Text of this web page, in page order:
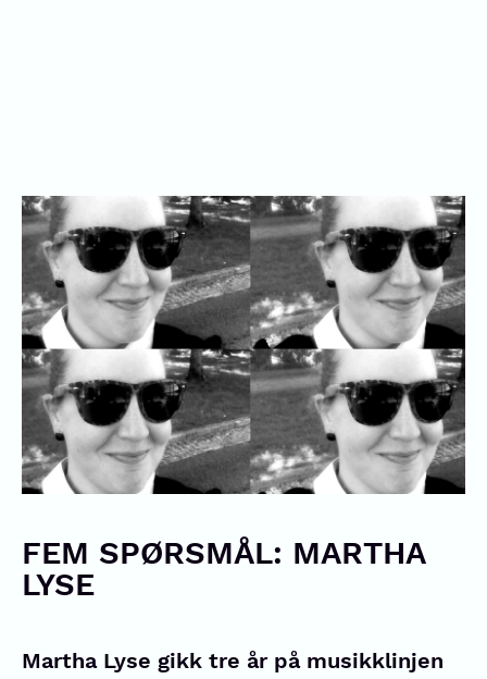
FEM SPØRSMÅL: MARTHA
LYSE
Martha Lyse gikk tre år på musikklinjen